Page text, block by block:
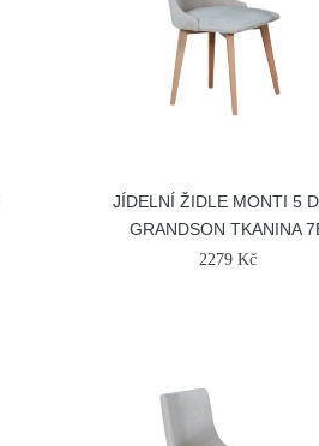
JÍDELNÍ ŽIDLE MONTI 5
GRANDSON TKANINA
2279 Kč